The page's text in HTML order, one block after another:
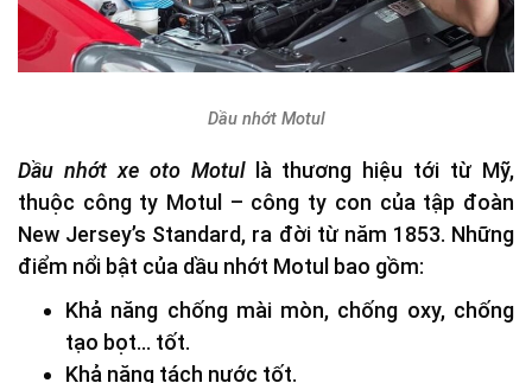
Dầu nhớt Motul
Dầu nhớt xe oto Motullà thương hiệu tới từ Mỹ,
thuộc công ty Motul – công ty con của tập đoàn
New Jersey’s Standard, ra đời từ năm 1853. Những
điểm nổi bật của dầu nhớt Motul bao gồm:
Khả năng chống mài mòn, chống oxy, chống
tạo bọt… tốt.
Khả năng tách nước tốt.